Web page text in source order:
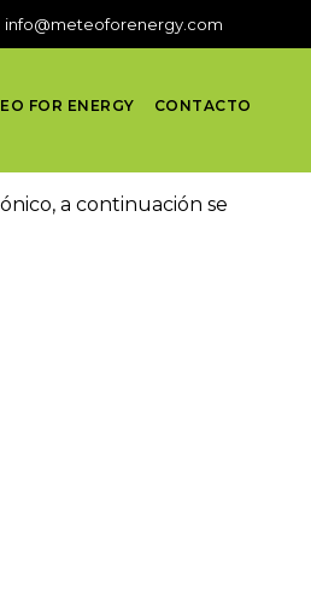
info@meteoforenergy.com
FOR ENERGY CONTACTO
a continuación se